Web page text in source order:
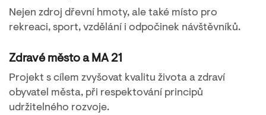
Nejen zdroj dřevní hmoty, ale také místo pro
rekreaci, sport, vzdělání i odpočinek návštěvníků.
Zdravé město a MA 21
Projekt s cílem zvyšovat kvalitu života a zdraví
obyvatel města, při respektování principů
udržitelného rozvoje.